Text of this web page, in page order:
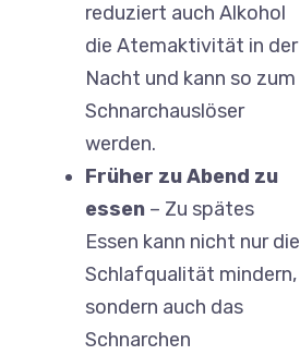
reduziert auch Alkohol
die Atemaktivität in der
Nacht und kann so zum
Schnarchauslöser
werden.
Früher zu Abend zu
essen – Zu spätes
Essen kann nicht nur die
Schlafqualität mindern,
sondern auch das
Schnarchen